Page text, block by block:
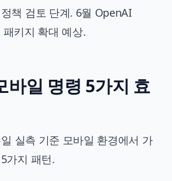
책 검토 단계. 6월 OpenAI
키지 확대 예상.
바일 명령 5가지 효
실측 기준 모바일 환경에서 가
가지 패턴.